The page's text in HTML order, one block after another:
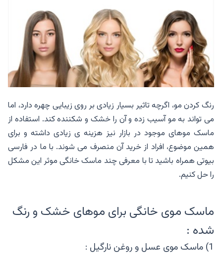
رنگ کردن مو، اگرچه تاثیر بسیار زیادی بر روی زیبایی چهره دارد، اما
می تواند به مو آسیب زده و آن را خشک و شکننده کند. استفاده از
ماسک موهای موجود در بازار نیز هزینه ی زیادی داشته و برای
همین موضوع، افراد از خرید آن منصرف می شوند. با ما در فارسی
بیوتی همراه باشید تا با معرفی چند ماسک خانگی موثر این مشکل
را حل کنیم.
ماسک موی خانگی برای موهای خشک و رنگ
شده :
1) ماسک موی عسل و روغن نارگیل :